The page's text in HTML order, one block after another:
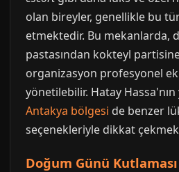
olan bireyler, genellikle bu
etmektedir. Bu mekanlarda,
pastasından kokteyl
organizasyon profesyonel
yönetilebilir. Hatay Hassa'nın
Antakya bölgesi de benzer
seçenekleriyle dikkat
Doğum Günü